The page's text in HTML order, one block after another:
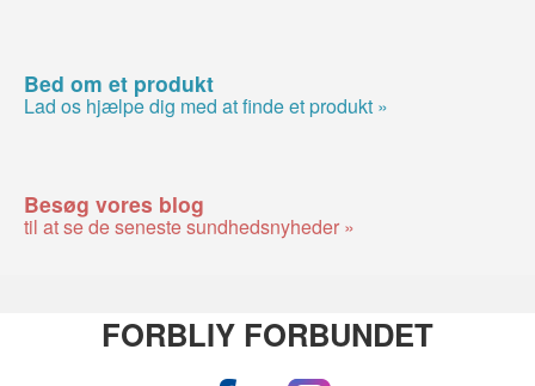
Bed om et produkt
Lad os hjælpe dig med at finde et produkt »
Besøg vores blog
til at se de seneste sundhedsnyheder »
FORBLIY FORBUNDET